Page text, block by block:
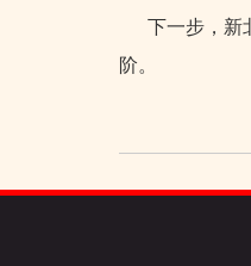
下一步，新
阶。